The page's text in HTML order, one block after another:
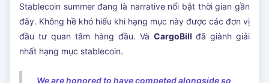
Stablecoin summer đang là narrative nổi bật thời gian gần
đây. Không hề khó hiểu khi hạng mục này được các đơn vị
đầu tư quan tâm hàng đầu. Và CargoBill đã giành giải
nhất hạng mục stablecoin.
We are honored to have competed alongside so